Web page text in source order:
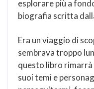
esplorare più a
biografia scritta
Era un viaggio di
sembrava troppo
questo libro rimarrà
suoi temi e